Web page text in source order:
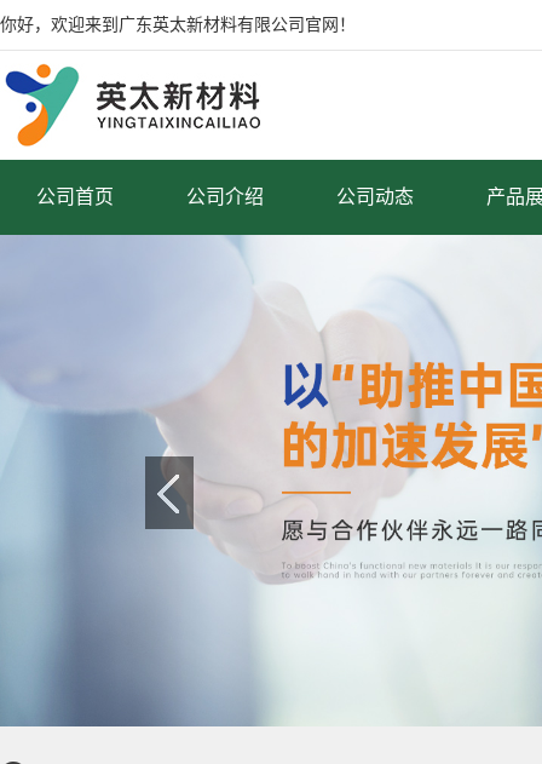
你好，欢迎来到广东英太新材料有限公司官网！
公司首页 公司介绍 公司动态 产品